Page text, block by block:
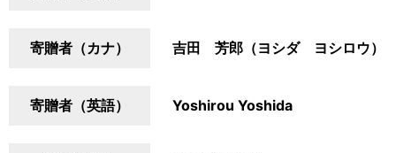
寄贈者（カナ） 吉田 芳郎（ヨシダ ヨシロウ）
寄贈者（英語） Yoshirou Yoshida